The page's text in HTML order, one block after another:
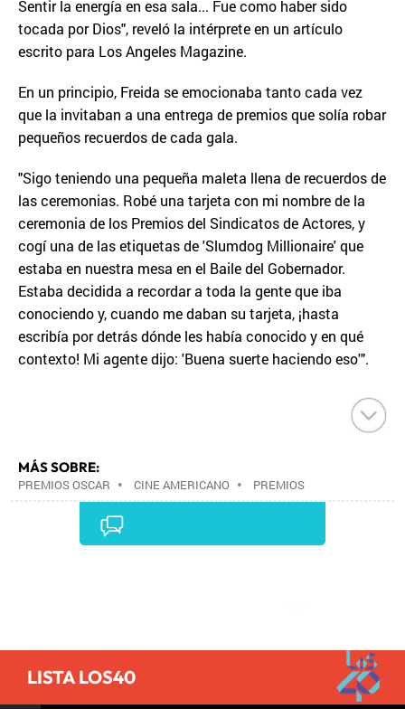
Sentir la energía en esa sala... Fue como haber sido
tocada por Dios", reveló la intérprete en un artículo
escrito para Los Angeles Magazine.
En un principio, Freida se emocionaba tanto cada vez
que la invitaban a una entrega de premios que solía robar
pequeños recuerdos de cada gala.
"Sigo teniendo una pequeña maleta llena de recuerdos de
las ceremonias. Robé una tarjeta con mi nombre de la
ceremonia de los Premios del Sindicatos de Actores, y
cogí una de las etiquetas de 'Slumdog Millionaire' que
estaba en nuestra mesa en el Baile del Gobernador.
Estaba decidida a recordar a toda la gente que iba
conociendo y, cuando me daban su tarjeta, ¡hasta
escribía por detrás dónde les había conocido y en qué
contexto! Mi agente dijo: 'Buena suerte haciendo eso'".
MÁS SOBRE:
PREMIOS OSCAR • CINE AMERICANO • PREMIOS
CINE•
LISTA LOS40